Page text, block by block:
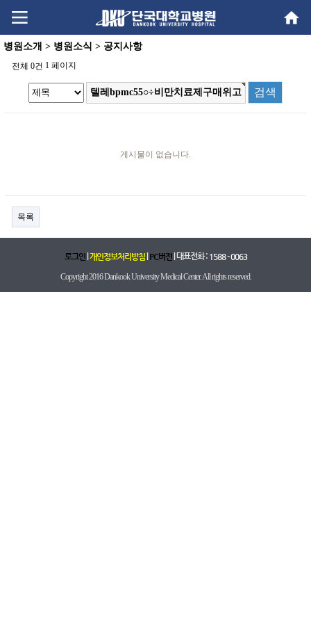
content
menu
병원소개 > 병원소식 > 공지사항
전체 0건 1 페이지
게시물이 없습니다.
목록
로그인|개인정보처리방침|PC버전| 대표전화 : 1588 - 0063
Copyright 2016 Dankook University Medical Center. All rights reserved.